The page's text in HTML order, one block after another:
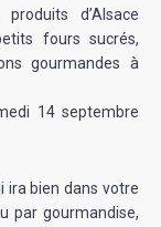
d’Alsace
fours sucrés,
gourmandes à
14 septembre
ira bien dans votre
par gourmandise,